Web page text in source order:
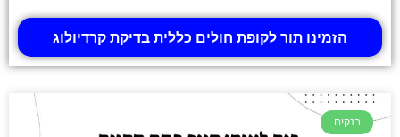
הזמינו תור לקופת חולים כללית בדיקת קרדיולוג
בנקים